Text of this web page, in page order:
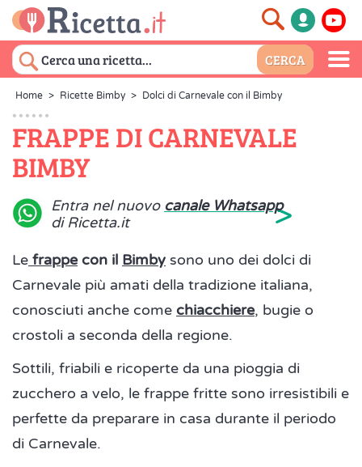
Home > Ricette Bimby > Dolci di Carnevale con il Bimby
FRAPPE DI CARNEVALE
BIMBY
Entra nel nuovo canale Whatsapp
di Ricetta.it
>
Le frappecon il Bimby sono uno dei dolci di
Carnevale più amati della tradizione italiana,
conosciuti anche come chiacchiere, bugie o
crostoli a seconda della regione.
Sottili, friabili e ricoperte da una pioggia di
zucchero a velo, le frappe fritte sono irresistibili e
perfette da preparare in casa durante il periodo
di Carnevale.